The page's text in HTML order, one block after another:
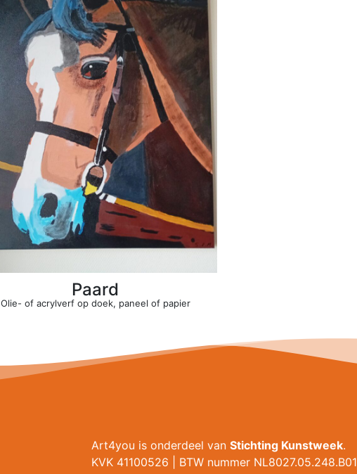
Paard
Olie- of acrylverf op doek, paneel of papier
Art4you is onderdeel van Stichting Kunstweek.
KVK 41100526 | BTW nummer NL8027.05.248.B01